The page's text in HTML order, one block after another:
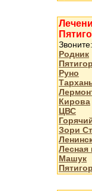
Родник
Руно
Кирова
ЦВС
Зори
Лесная
Машук